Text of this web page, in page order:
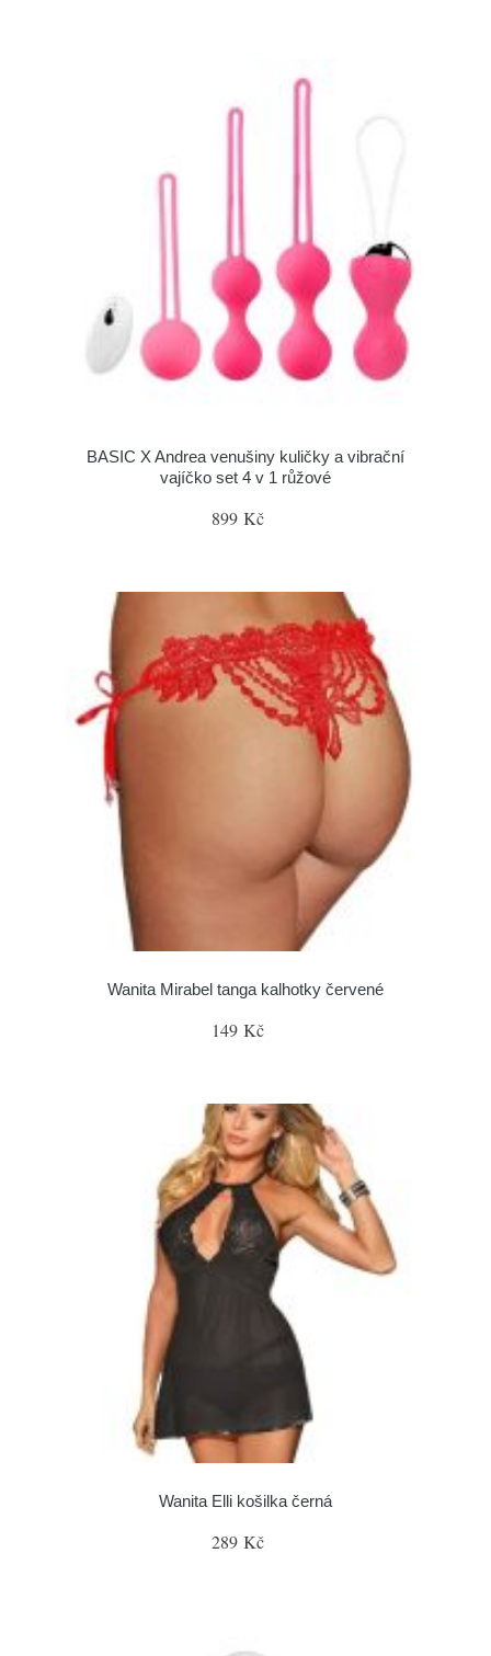
BASIC X Andrea venušiny kuličky a vibrační
vajíčko set 4 v 1 růžové
899 Kč
Wanita Mirabel tanga kalhotky červené
149 Kč
Wanita Elli košilka černá
289 Kč